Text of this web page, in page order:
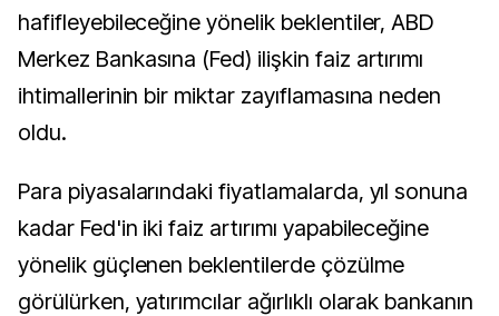
hafifleyebileceğine yönelik beklentiler, ABD
Merkez Bankasına (Fed) ilişkin faiz artırımı
ihtimallerinin bir miktar zayıflamasına neden
oldu.
Para piyasalarındaki fiyatlamalarda, yıl sonuna
kadar Fed'in iki faiz artırımı yapabileceğine
yönelik güçlenen beklentilerde çözülme
görülürken, yatırımcılar ağırlıklı olarak bankanın